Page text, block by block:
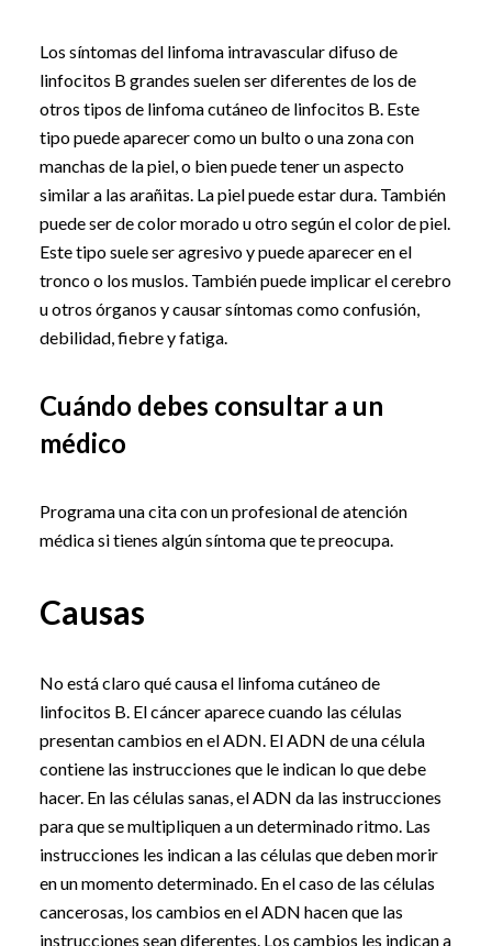
Los síntomas del linfoma intravascular difuso de
linfocitos B grandes suelen ser diferentes de los de
otros tipos de linfoma cutáneo de linfocitos B. Este
tipo puede aparecer como un bulto o una zona con
manchas de la piel, o bien puede tener un aspecto
similar a las arañitas. La piel puede estar dura. También
puede ser de color morado u otro según el color de piel.
Este tipo suele ser agresivo y puede aparecer en el
tronco o los muslos. También puede implicar el cerebro
u otros órganos y causar síntomas como confusión,
debilidad, fiebre y fatiga.
Cuándo debes consultar a un
médico
Programa una cita con un profesional de atención
médica si tienes algún síntoma que te preocupa.
Causas
No está claro qué causa el linfoma cutáneo de
linfocitos B. El cáncer aparece cuando las células
presentan cambios en el ADN. El ADN de una célula
contiene las instrucciones que le indican lo que debe
hacer. En las células sanas, el ADN da las instrucciones
para que se multipliquen a un determinado ritmo. Las
instrucciones les indican a las células que deben morir
en un momento determinado. En el caso de las células
cancerosas, los cambios en el ADN hacen que las
instrucciones sean diferentes. Los cambios les indican a